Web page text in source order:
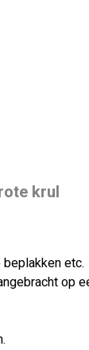
krul
etc.
op